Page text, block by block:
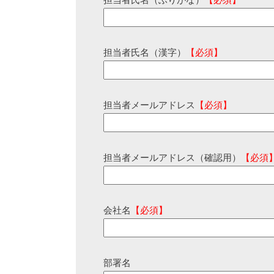
担当者氏名（漢字） 【必須】
担当者メールアドレス 【必須】
担当者メールアドレス（確認用） 【必須
会社名 【必須】
部署名